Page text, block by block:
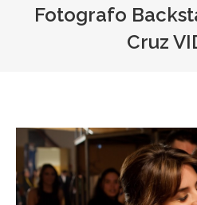
Fotografo
Cruz